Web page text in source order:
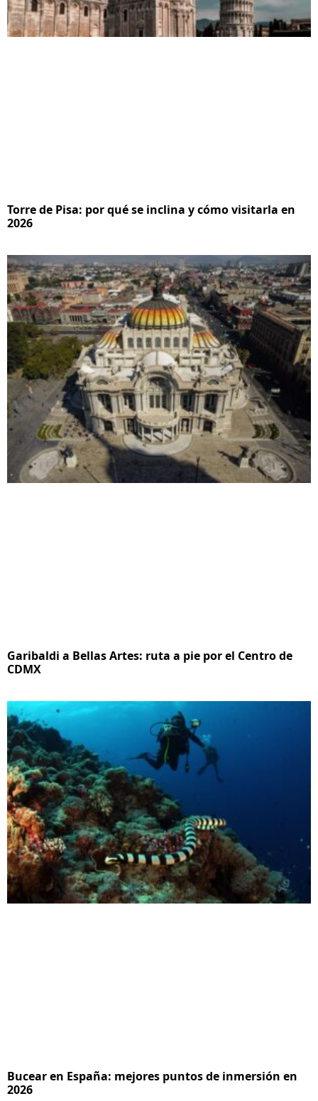
Torre de Pisa: por qué se inclina y cómo visitarla en
2026
Garibaldi a Bellas Artes: ruta a pie por el Centro de
CDMX
Bucear en España: mejores puntos de inmersión en
2026